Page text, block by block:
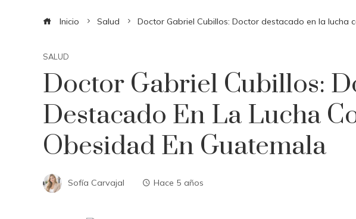
Inicio Salud Doctor Gabriel Cubillos: Doctor destacado en la lucha
SALUD
Doctor Gabriel Cubillos:
Destacado En La Lucha
Obesidad En Guatemala
Sofía Carvajal Hace 5 años